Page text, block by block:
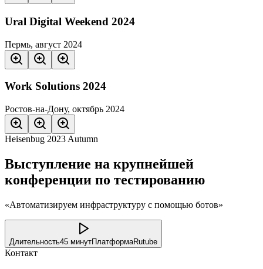
Ural Digital Weekend 2024
Пермь, август 2024
Work Solutions 2024
Ростов-на-Дону, октябрь 2024
Heisenbug 2023 Autumn
Выступление на крупнейшей
конференции по тестированию
«Автоматизируем инфраструктуру с помощью ботов»
Длительность45 минутПлатформаRutube
Контакт